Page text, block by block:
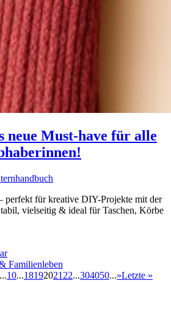
neue Must-have für alle
perfekt für kreative DIY-Projekte mit der
vielseitig & ideal für Taschen, Körbe
Familienleben
...10...18192021 22...304050...»Letzte »